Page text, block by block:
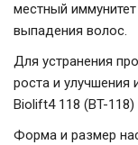
местный
выпадения волос.
Для устранения
роста и улучшения
Biolift4 118 (BT-
Форма и размер